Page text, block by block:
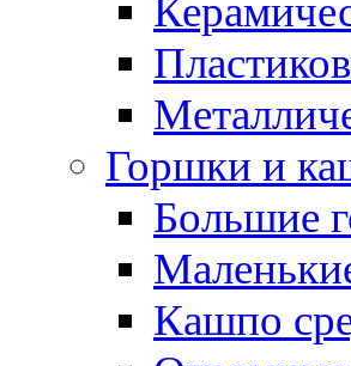
Горшки и
Большие
Кашпо